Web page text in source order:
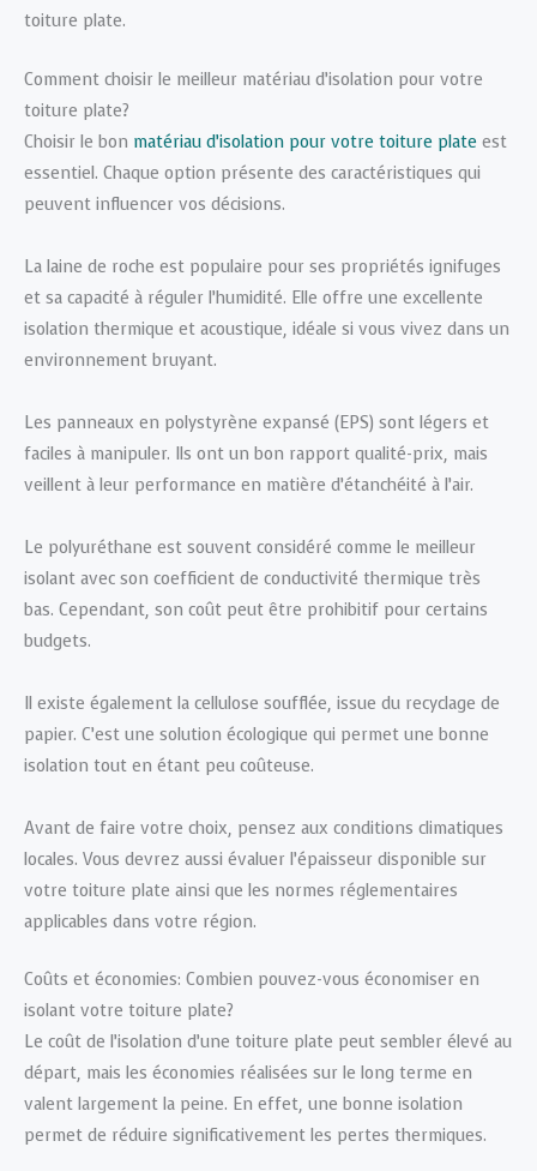
toiture plate.
Comment choisir le meilleur matériau d’isolation pour votre
toiture plate?
Choisir le bon matériau d’isolation pour votre toiture plate est
essentiel. Chaque option présente des caractéristiques qui
peuvent influencer vos décisions.
La laine de roche est populaire pour ses propriétés ignifuges
et sa capacité à réguler l’humidité. Elle offre une excellente
isolation thermique et acoustique, idéale si vous vivez dans un
environnement bruyant.
Les panneaux en polystyrène expansé (EPS) sont légers et
faciles à manipuler. Ils ont un bon rapport qualité-prix, mais
veillent à leur performance en matière d’étanchéité à l’air.
Le polyuréthane est souvent considéré comme le meilleur
isolant avec son coefficient de conductivité thermique très
bas. Cependant, son coût peut être prohibitif pour certains
budgets.
Il existe également la cellulose soufflée, issue du recyclage de
papier. C’est une solution écologique qui permet une bonne
isolation tout en étant peu coûteuse.
Avant de faire votre choix, pensez aux conditions climatiques
locales. Vous devrez aussi évaluer l’épaisseur disponible sur
votre toiture plate ainsi que les normes réglementaires
applicables dans votre région.
Coûts et économies: Combien pouvez-vous économiser en
isolant votre toiture plate?
Le coût de l’isolation d’une toiture plate peut sembler élevé au
départ, mais les économies réalisées sur le long terme en
valent largement la peine. En effet, une bonne isolation
permet de réduire significativement les pertes thermiques.